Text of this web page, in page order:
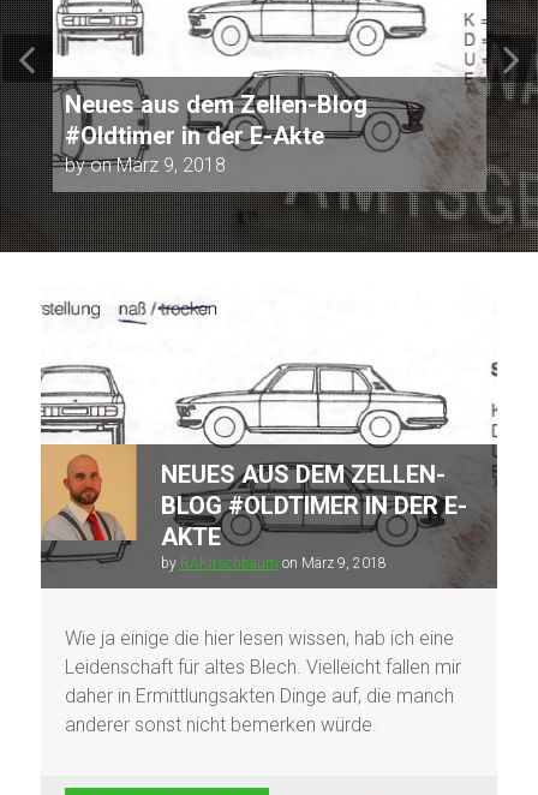
Neues aus dem Zellen-Blog
#Oldtimer in der E-Akte
byonMärz 9, 2018
NEUES AUS DEM ZELLEN-
BLOG #OLDTIMER IN DER E-
AKTE
by RAKirschbaum on März 9, 2018
Wie ja einige die hier lesen wissen, hab ich eine
Leidenschaft für altes Blech. Vielleicht fallen mir
daher in Ermittlungsakten Dinge auf, die manch
anderer sonst nicht bemerken würde.